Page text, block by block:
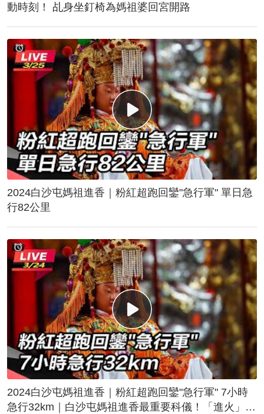
動時刻！ 乩身坐釘椅為媽祖婆回宮開路
2024白沙屯媽祖進香｜粉紅超跑回鑾"急行軍" 單日急
行82公里
2024白沙屯媽祖進香｜粉紅超跑回鑾"急行軍" 7小時
急行32km｜白沙屯媽祖進香最重要科儀！「進火」儀